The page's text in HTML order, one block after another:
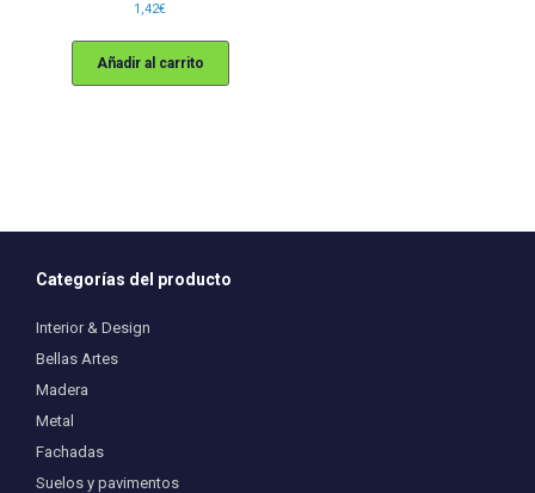
1,42€
Añadir al carrito
Categorías del producto
Interior & Design
Bellas Artes
Madera
Metal
Fachadas
Suelos y pavimentos